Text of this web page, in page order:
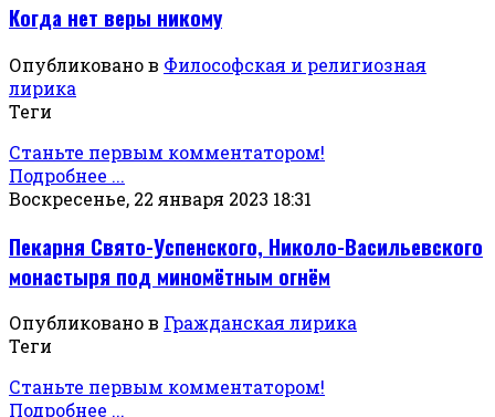
Когда нет веры никому
Опубликовано в Философская и религиозная
лирика
Теги
Станьте первым комментатором!
Подробнее ...
Воскресенье, 22 января 2023 18:31
Пекарня Свято-Успенского, Николо-Васильевского
монастыря под миномётным огнём
Опубликовано в Гражданская лирика
Теги
Станьте первым комментатором!
Подробнее ...